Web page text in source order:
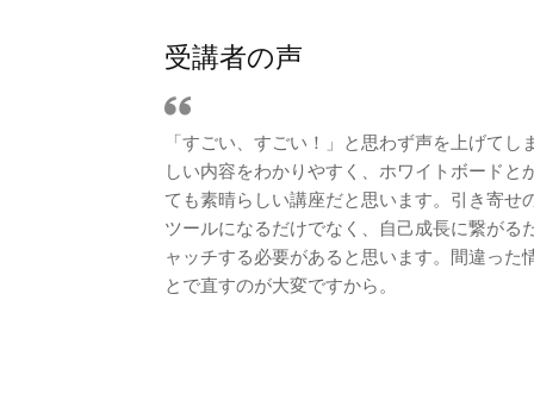
受講者の声
「すごい、すごい！」と思わず声を上げて
しい内容をわかりやすく、ホワイトボードと
ても素晴らしい講座だと思います。引き寄せ
ツールになるだけでなく、自己成長に繋がる
ャッチする必要があると思います。間違った
とで直すのが大変ですから。